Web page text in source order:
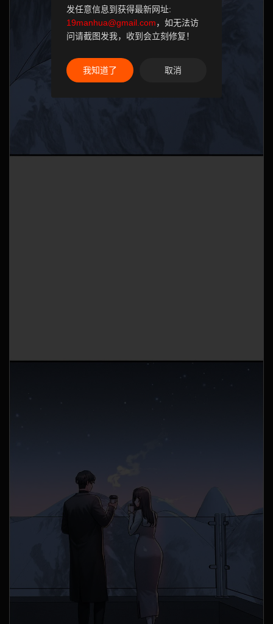
发任意信息到获得最新网址:
19manhua@gmail.com，如无法访
问请截图发我，收到会立刻修复！
我知道了 取消